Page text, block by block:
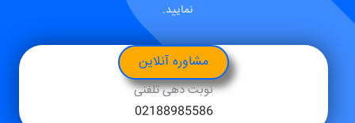
نمایید.
مشاوره آنلاین
نوبت دهی تلفنی
02188985586